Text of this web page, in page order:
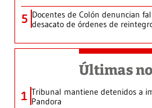
5 Docentes de Colón denuncian
desacato de órdenes de
Últimas
1 Tribunal mantiene detenidos a
Pandora